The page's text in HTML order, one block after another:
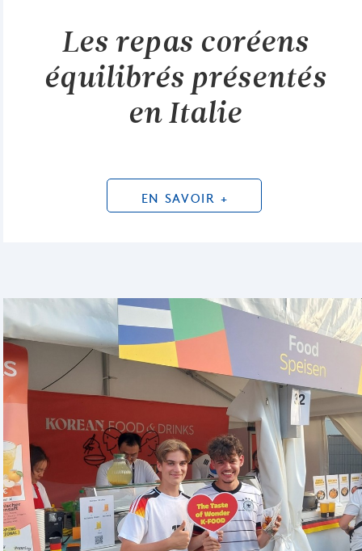
Les repas coréens
équilibrés présentés
en Italie
EN SAVOIR +